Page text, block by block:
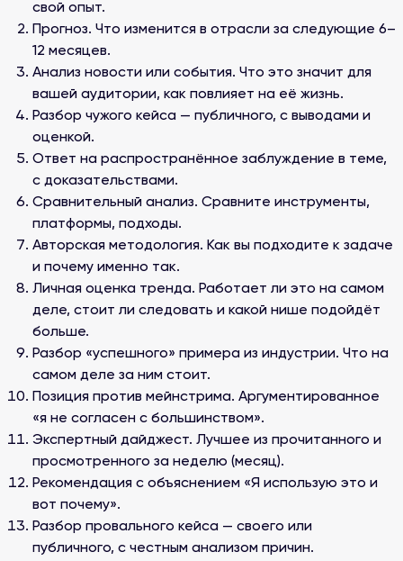
свой опыт.
Прогноз. Что изменится в отрасли за следующие 6–
12 месяцев.
Анализ новости или события. Что это значит для
вашей аудитории, как повлияет на её жизнь.
Разбор чужого кейса — публичного, с выводами и
оценкой.
Ответ на распространённое заблуждение в теме,
с доказательствами.
Сравнительный анализ. Сравните инструменты,
платформы, подходы.
Авторская методология. Как вы подходите к задаче
и почему именно так.
Личная оценка тренда. Работает ли это на самом
деле, стоит ли следовать и какой нише подойдёт
больше.
Разбор «успешного» примера из индустрии. Что на
самом деле за ним стоит.
Позиция против мейнстрима. Аргументированное
«я не согласен с большинством».
Экспертный дайджест. Лучшее из прочитанного и
просмотренного за неделю (месяц).
Рекомендация с объяснением «Я использую это и
вот почему».
Разбор провального кейса — своего или
публичного, с честным анализом причин.